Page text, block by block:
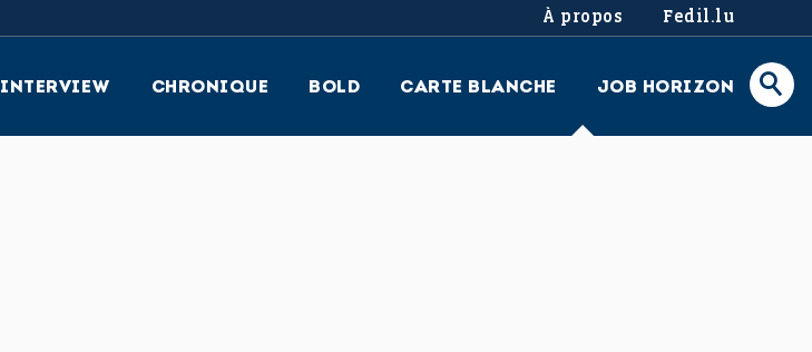
À propos Fedil.lu
INTERVIEW CHRONIQUE BOLD CARTE BLANCHE JOB HORIZON